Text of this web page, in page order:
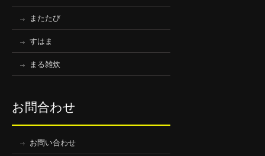
またたび
すはま
まる雑炊
お問合わせ
お問い合わせ